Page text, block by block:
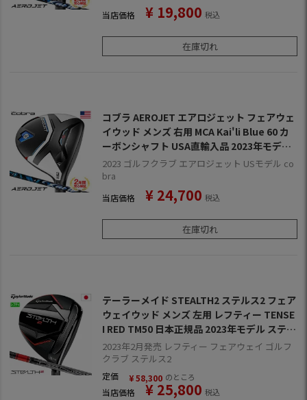
当店価格 ¥ 19,800 税込
在庫切れ
コブラ AEROJET エアロジェット フェアウェ
イウッド メンズ 右用 MCA Kai'li Blue 60 カ
ーボンシャフト USA直輸入品 2023年モデル
AEROJETMD 【上半期SALE】
2023 ゴルフクラブ エアロジェット USモデル co
bra
当店価格 ¥ 24,700 税込
在庫切れ
テーラーメイド STEALTH2 ステルス2 フェア
ウェイウッド メンズ 左用 レフティー TENSE
I RED TM50 日本正規品 2023年モデル ステル
ス2MD
2023年2月発売 レフティー フェアウェイ ゴルフ
クラブ ステルス2
定価 ¥58,300 のところ
当店価格 ¥ 25,800 税込